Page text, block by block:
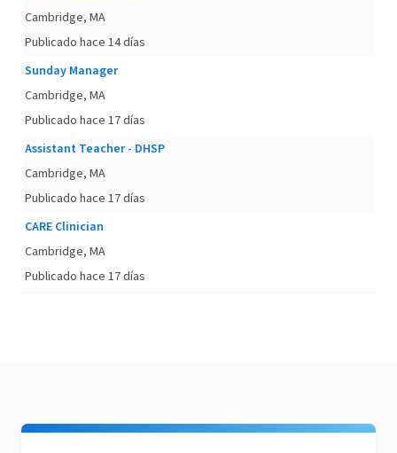
Cambridge, MA
Publicado hace 14 días
Sunday Manager
Cambridge, MA
Publicado hace 17 días
Assistant Teacher - DHSP
Cambridge, MA
Publicado hace 17 días
CARE Clinician
Cambridge, MA
Publicado hace 17 días